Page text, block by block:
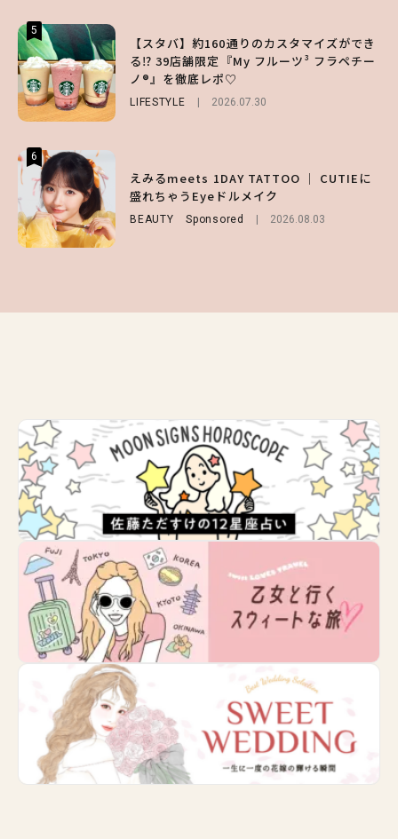
5
【スタバ】約160通りのカスタマイズができ
る⁉ 39店舗限定『My フルーツ³ フラペチー
ノ®』を徹底レポ♡
LIFESTYLE 2026.07.30
6
えみるmeets 1DAY TATTOO ｜ CUTIEに
盛れちゃうEyeドルメイク
BEAUTY Sponsored 2026.08.03
5
【SNIDEL】長濱ねるとロマンティックトラ
ッドな秋はじめ｜2026秋の新作コーデ4選
6
【ALD1】グループの魅力＆素顔に迫る♡ 一
問一答をお届け！【sweet web独占】
ENTERTAINMENT 2026.08.03
5
【ハローキティ】がスシローと初コラボ♡
第1弾の気になるメニュー＆限定グッズを総
チェック！
LIFESTYLE 2026.07.31
6
ー＆可愛すぎる「大人の肌見せ」トップス3
選
2026.07.19